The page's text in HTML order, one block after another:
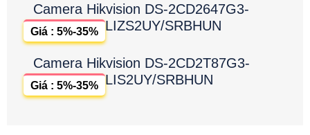
Camera Hikvision DS-2CD2647G3-
LIZS2UY/SRBHUN
Giá : 5%-35%
Camera Hikvision DS-2CD2T87G3-
LIS2UY/SRBHUN
Giá : 5%-35%